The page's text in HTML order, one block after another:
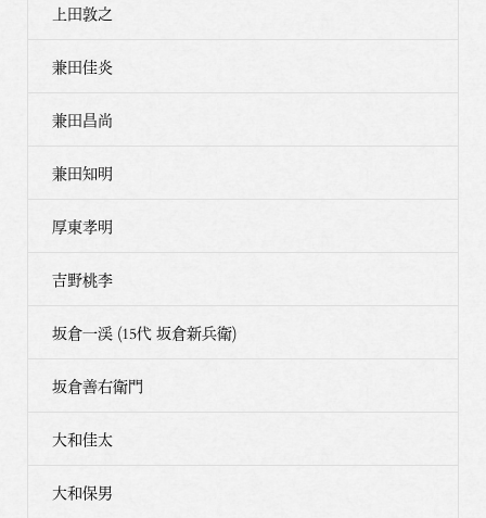
上田敦之
兼田佳炎
兼田昌尚
兼田知明
厚東孝明
吉野桃李
坂倉一渓 (15代 坂倉新兵衛)
坂倉善右衛門
大和佳太
大和保男